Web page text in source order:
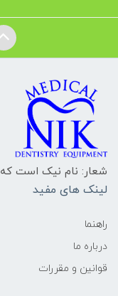
شعار: نام نیک است
لینک های مفید
راهنما
درباره ما
قوانین و مقررات